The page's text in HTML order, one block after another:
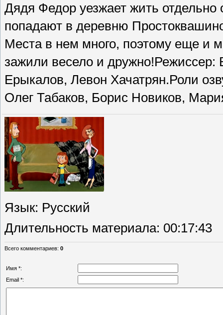
Дядя Федор уезжает жить
попадают в деревню
Места в нем много, поэтому еще и
зажили весело и
Ерыкалов, Левон Хачатрян.Роли
Олег Табаков, Борис Новиков,
Язык: Русский
Длительность материала: 00:17:43
Всего комментариев: 0
Имя *:
Email *: